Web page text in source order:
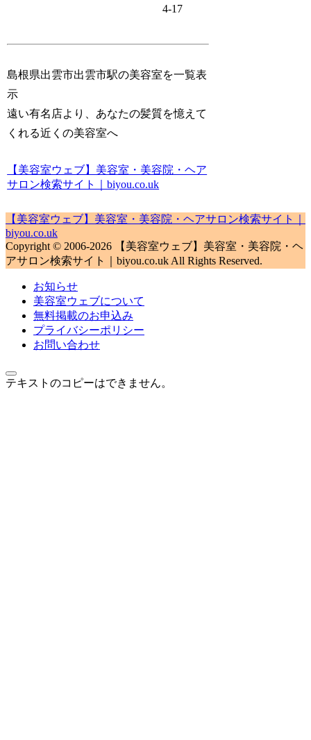
4-17
島根県出雲市出雲市駅の美容室を一覧表
示
遠い有名店より、あなたの髪質を憶えて
くれる近くの美容室へ
【美容室ウェブ】美容室・美容院・ヘア
サロン検索サイト｜biyou.co.uk
【美容室ウェブ】美容室・美容院・ヘアサロン検索サイト｜
biyou.co.uk
Copyright © 2006-2026 【美容室ウェブ】美容室・美容院・ヘ
アサロン検索サイト｜biyou.co.uk All Rights Reserved.
お知らせ
美容室ウェブについて
無料掲載のお申込み
プライバシーポリシー
お問い合わせ
テキストのコピーはできません。